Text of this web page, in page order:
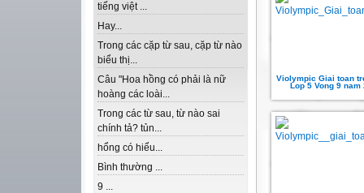
tiếng việt ...
Hay...
Trong các cặp từ sau, cặp từ nào
biểu thị...
Câu "Hoa hồng có phải là nữ
hoàng các loài...
Trong các từ sau, từ nào sai
chính tả? tủn...
hổng có hiểu...
Bình thường ...
9 ...
Violympic Giai toan
Lop 5 Vong 9 nam